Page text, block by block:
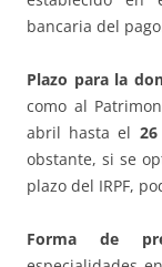
bancaria del
Plazo para la
como al
abril hasta el
obstante, si se
plazo del IRPF,
Forma de